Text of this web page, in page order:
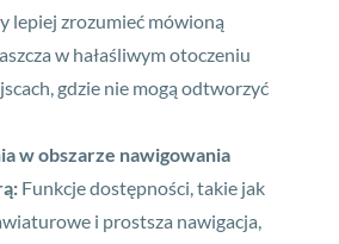
lepiej zrozumieć mówioną
w hałaśliwym otoczeniu
gdzie nie mogą odtworzyć
w obszarze nawigowania
Funkcje dostępności, takie jak
i prostsza nawigacja,